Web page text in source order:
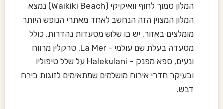
המלון סמוך לחוף וואיקיקי (Waikiki Beach) נמצא
המלון המצוין הזה הנחשב לאחד מאתרי הנופש היותר
מומלצים באזור. יש בו שלוש מסעדות נהדרות, כולל
מסעדה בעלת שם עולמי – La Mer, טרקלין מרווח
ונעים, ספא מפנק – Halekulani על שלל טיפוליו
ובעיקר חדרי אירוח מושלמים שמתאימים לזוגות בירח
דבש.